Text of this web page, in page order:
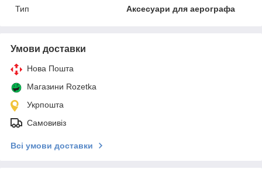
Тип
Аксесуари для аерографа
Умови доставки
Нова Пошта
Магазини Rozetka
Укрпошта
Самовивіз
Всі умови доставки